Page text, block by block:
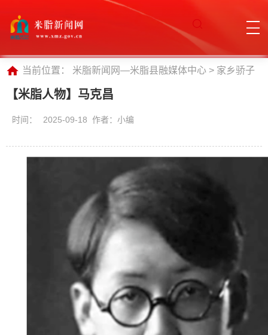
当前位置： 米脂新闻网—米脂县融媒体中心 > 家乡骄子
【米脂人物】马克昌
时间： 2025-09-18 作者：小编